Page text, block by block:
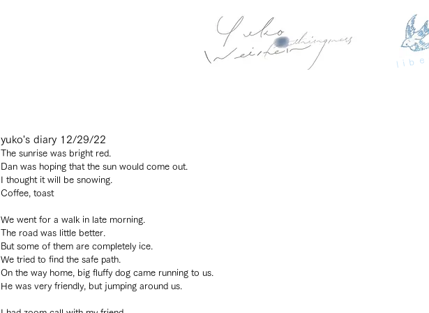
yuko's diary 12/29/22
The sunrise was bright red.
Dan was hoping that the sun would come out.
I thought it will be snowing.
Coffee, toast
We went for a walk in late morning.
The road was little better.
But some of them are completely ice.
We tried to find the safe path.
On the way home, big fluffy dog came running to us.
He was very friendly, but jumping around us.